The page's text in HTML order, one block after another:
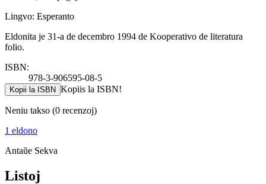
Lingvo: Esperanto
Eldonita je 31-a de decembro 1994 de Kooperativo de literatura
folio.
ISBN:
978-3-906595-08-5
Kopii la ISBN Kopiis la ISBN!
Neniu takso (0 recenzoj)
1 eldono
Antaŭe Sekva
Listoj